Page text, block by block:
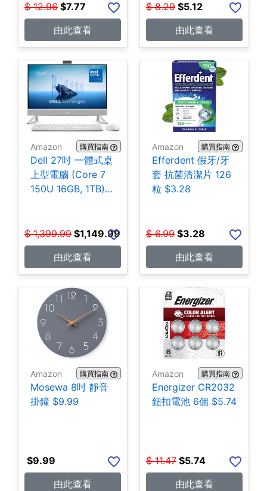
$ 12.96 $7.77
由此查看
$ 8.29 $5.12
由此查看
Amazon 購買指南
Dell 27吋 一體式桌
上型電腦 (Core 7
150U 16GB, 1TB)
$ 1,399.99 $1,149.99
由此查看
Amazon 購買指南
Efferdent 假牙/牙
套 抗菌清潔片 126
粒 $3.28
$ 6.99 $3.28
由此查看
Amazon 購買指南
Mosewa 8吋 靜音
掛鐘 $9.99
$9.99
由此查看
Amazon 購買指南
Energizer CR2032
鈕扣電池 6個 $5.74
$ 11.47 $5.74
由此查看